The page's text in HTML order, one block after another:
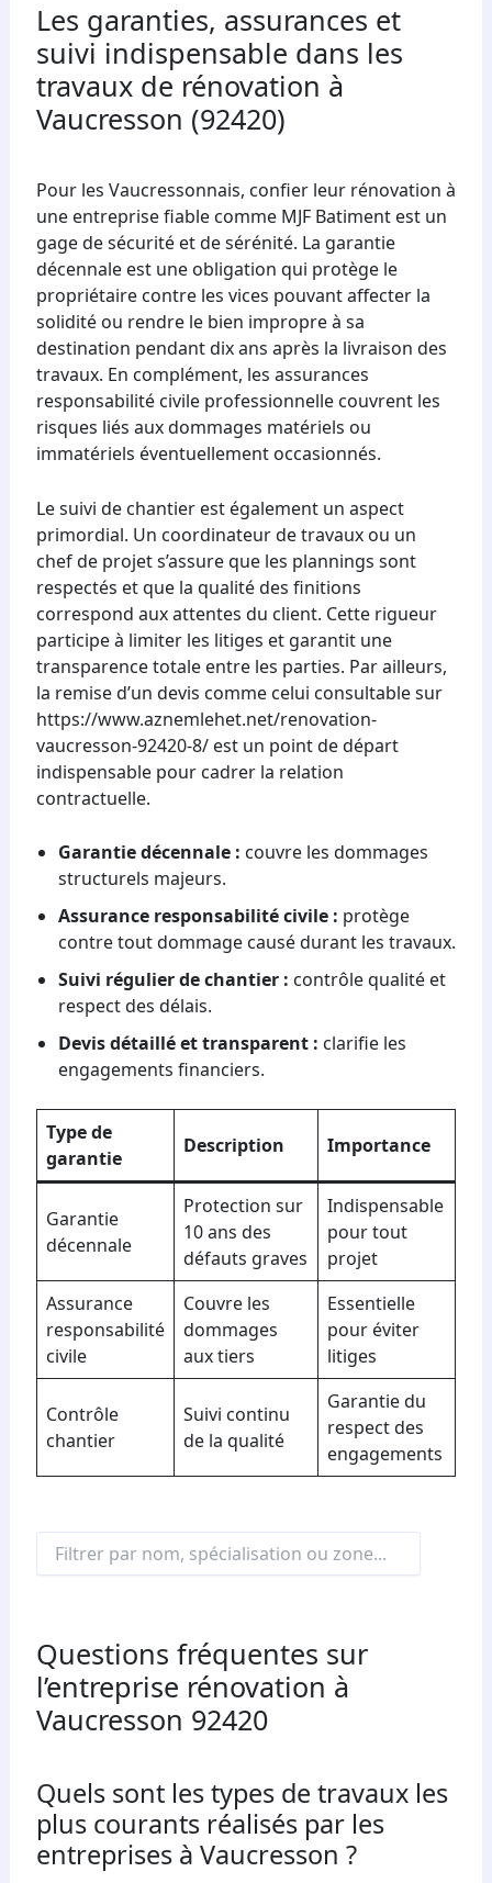
Les garanties, assurances et
suivi indispensable dans les
travaux de rénovation à
Vaucresson (92420)
Pour les Vaucressonnais, confier leur rénovation à
une entreprise fiable comme MJF Batiment est un
gage de sécurité et de sérénité. La garantie
décennale est une obligation qui protège le
propriétaire contre les vices pouvant affecter la
solidité ou rendre le bien impropre à sa
destination pendant dix ans après la livraison des
travaux. En complément, les assurances
responsabilité civile professionnelle couvrent les
risques liés aux dommages matériels ou
immatériels éventuellement occasionnés.
Le suivi de chantier est également un aspect
primordial. Un coordinateur de travaux ou un
chef de projet s’assure que les plannings sont
respectés et que la qualité des finitions
correspond aux attentes du client. Cette rigueur
participe à limiter les litiges et garantit une
transparence totale entre les parties. Par ailleurs,
la remise d’un devis comme celui consultable sur
https://www.aznemlehet.net/renovation-
vaucresson-92420-8/ est un point de départ
indispensable pour cadrer la relation
contractuelle.
Garantie décennale : couvre les dommages
structurels majeurs.
Assurance responsabilité civile : protège
contre tout dommage causé durant les travaux.
Suivi régulier de chantier : contrôle qualité et
respect des délais.
Devis détaillé et transparent : clarifie les
engagements financiers.
Type de
garantie
Description Importance
Garantie
décennale
Protection sur
10 ans des
défauts graves
Indispensable
pour tout
projet
Assurance
responsabilité
civile
Couvre les
dommages
aux tiers
Essentielle
pour éviter
litiges
Contrôle
chantier
Suivi continu
de la qualité
Garantie du
respect des
engagements
Questions fréquentes sur
l’entreprise rénovation à
Vaucresson 92420
Quels sont les types de travaux les
plus courants réalisés par les
entreprises à Vaucresson ?